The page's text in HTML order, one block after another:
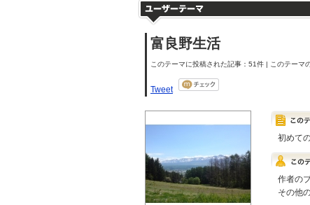
富良野生活
このテーマに投稿された記事：51件 | このテーマ
Tweet
初めて
作者の
その他